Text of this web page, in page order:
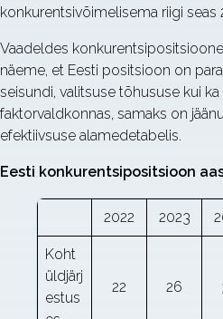
konkurentsivõimelisema riigi seas
Vaadeldes
näeme, et Eesti positsioon on
seisundi, valitsuse tõhususe kui
faktorvaldkonnas, samaks on
efektiivsuse alamedetabelis.
Eesti konkurentsipositsioon
2022 2023
Koht
üldjärj
estus
22 26